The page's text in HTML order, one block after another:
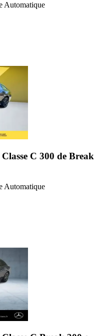
Automatique
Classe C 300 de Break
Automatique